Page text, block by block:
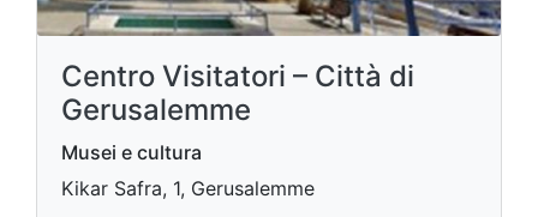
Centro Visitatori – Città di
Gerusalemme
Musei e cultura
Kikar Safra, 1, Gerusalemme